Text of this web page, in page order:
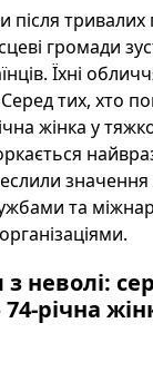
після тривалих
громади
Їхні
Серед тих, хто
жінка у
значення
та
неволі:
річна